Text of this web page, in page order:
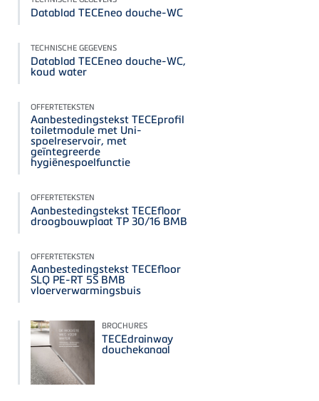
Datablad TECEneo douche-WC
TECHNISCHE GEGEVENS
Datablad TECEneo douche-WC,
koud water
OFFERTETEKSTEN
Aanbestedingstekst TECEprofil
toiletmodule met Uni-
spoelreservoir, met
geïntegreerde
hygiënespoelfunctie
OFFERTETEKSTEN
Aanbestedingstekst TECEfloor
droogbouwplaat TP 30/16 BMB
OFFERTETEKSTEN
Aanbestedingstekst TECEfloor
SLQ PE-RT 5S BMB
vloerverwarmingsbuis
BROCHURES
TECEdrainway
douchekanaal